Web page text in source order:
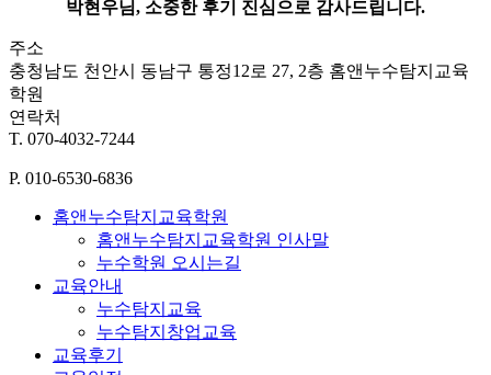
박현우님, 소중한 후기 진심으로 감사드립니다.
주소
충청남도 천안시 동남구 통정12로 27, 2층 홈앤누수탐지교육
학원
연락처
T. 070-4032-7244
P. 010-6530-6836
홈앤누수탐지교육학원
홈앤누수탐지교육학원 인사말
누수학원 오시는길
교육안내
누수탐지교육
누수탐지창업교육
교육후기